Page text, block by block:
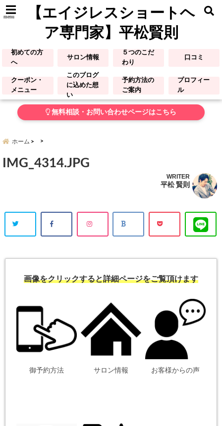
menu
【エイジレスショートヘ
ア専門家】平松賢則
初めての方
へ
サロン情報
５つのこだ
わり
口コミ
クーポン・
メニュー
このブログ
に込めた想
い
予約方法の
ご案内
プロフィー
ル
無料相談・お問い合わせページはこちら
ホーム
IMG_4314.JPG
WRITER
平松 賢則
画像をクリックすると詳細ページをご覧頂けます
御予約方法 サロン情報 お客様からの声